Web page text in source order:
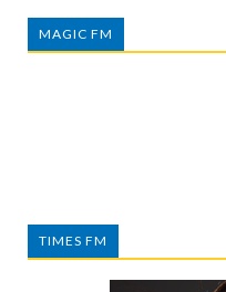
MAGIC FM
TIMES FM